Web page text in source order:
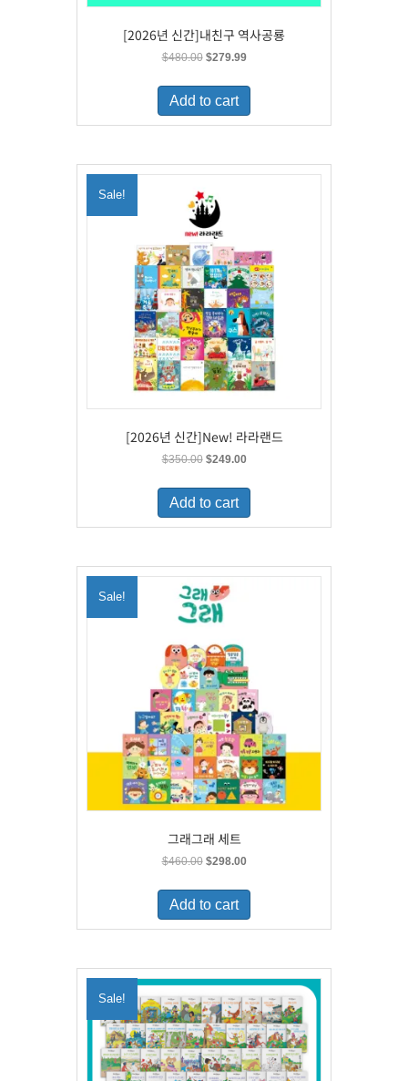
[2026년 신간]내친구 역사공룡
$480.00 Original
was:
$480.00.
$279.99Current
is:
Add to cart
Sale!
[2026년 신간]New! 라라랜드
$350.00 Original
was:
$350.00.
$249.00Current
is:
Add to cart
Sale!
그래그래 세트
$460.00 Original
was:
$460.00.
$298.00Current
is:
Add to cart
Sale!